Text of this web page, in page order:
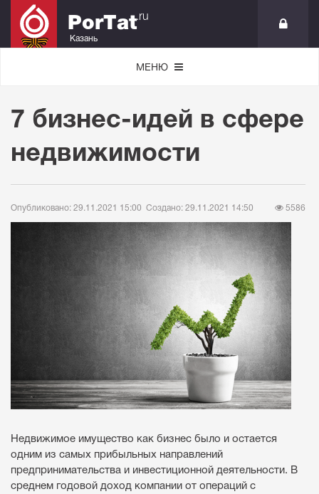
PorTat.ru
Казань
МЕНЮ
7 бизнес-идей в сфере
недвижимости
Опубликовано: 29.11.2021 15:00 Создано: 29.11.2021 14:50 5586
Недвижимое имущество как бизнес было и остается
одним из самых прибыльных направлений
предпринимательства и инвестиционной деятельности. В
среднем годовой доход компании от операций с